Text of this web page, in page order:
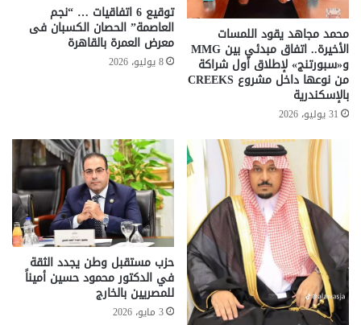
محمد مجاهد يقود اللمسات
الأخيرة.. اتفاق مبدئي بين MMG
و«سبورتنج» لإطلاق أول شراكة
من نوعها داخل مشروع CREEKS
بالإسكندرية
31 يوليو، 2026
توقيع 6 اتفاقيات … “نجم
العاصمة” الحصان الكسبان فى
معرض العمرة بالقاهرة
8 يوليو، 2026
حزب مستقبل وطن يجدد الثقة
في الدكتور محمود حسين أميناً
للمصريين بالخارج
3 مايو، 2026